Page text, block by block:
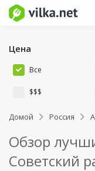
Цена
Все
$$$
Домой Россия
Обзор
Советский